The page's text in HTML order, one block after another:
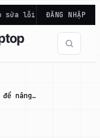
code hiệu quả…
ĐĂNG NHẬP
nâng…